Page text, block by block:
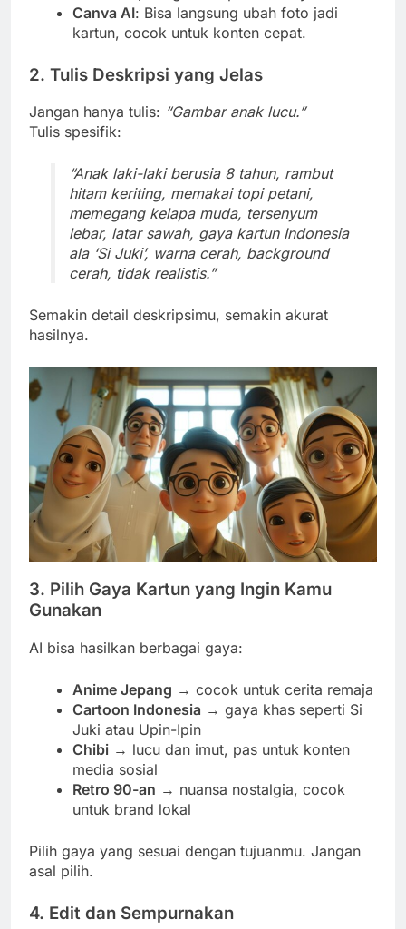
Canva AI: Bisa langsung ubah foto jadi
kartun, cocok untuk konten cepat.
2. Tulis Deskripsi yang Jelas
Jangan hanya tulis: “Gambar anak lucu.”
Tulis spesifik:
“Anak laki-laki berusia 8 tahun, rambut
hitam keriting, memakai topi petani,
memegang kelapa muda, tersenyum
lebar, latar sawah, gaya kartun Indonesia
ala ‘Si Juki’, warna cerah, background
cerah, tidak realistis.”
Semakin detail deskripsimu, semakin akurat
hasilnya.
3. Pilih Gaya Kartun yang Ingin Kamu
Gunakan
AI bisa hasilkan berbagai gaya:
Anime Jepang → cocok untuk cerita remaja
Cartoon Indonesia → gaya khas seperti Si
Juki atau Upin-Ipin
Chibi → lucu dan imut, pas untuk konten
media sosial
Retro 90-an → nuansa nostalgia, cocok
untuk brand lokal
Pilih gaya yang sesuai dengan tujuanmu. Jangan
asal pilih.
4. Edit dan Sempurnakan